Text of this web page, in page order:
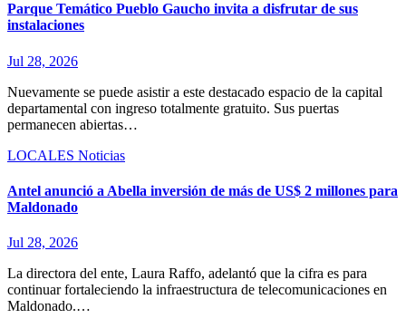
Parque Temático Pueblo Gaucho invita a disfrutar de sus
instalaciones
Jul 28, 2026
Nuevamente se puede asistir a este destacado espacio de la capital
departamental con ingreso totalmente gratuito. Sus puertas
permanecen abiertas…
LOCALES Noticias
Antel anunció a Abella inversión de más de US$ 2 millones para
Maldonado
Jul 28, 2026
La directora del ente, Laura Raffo, adelantó que la cifra es para
continuar fortaleciendo la infraestructura de telecomunicaciones en
Maldonado.…